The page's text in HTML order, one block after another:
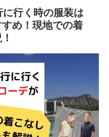
行く時の服装は
め！現地での着